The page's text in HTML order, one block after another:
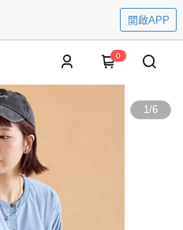
開啟APP
0
1/6